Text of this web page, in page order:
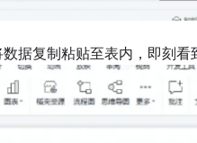
据复制粘贴至表内，即刻看